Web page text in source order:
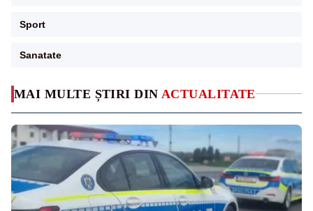
MAI MULTE ȘTIRI DIN ACTUALITATE
Sport
Sanatate